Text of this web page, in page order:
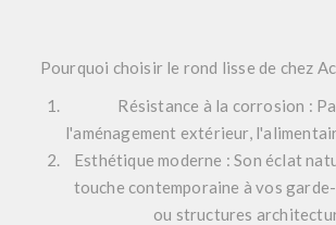
Pourquoi choisir le rond lisse de chez
Résistance à la corrosion :
l'aménagement extérieur,
Esthétique moderne : Son éclat
touche contemporaine à vos
ou structures